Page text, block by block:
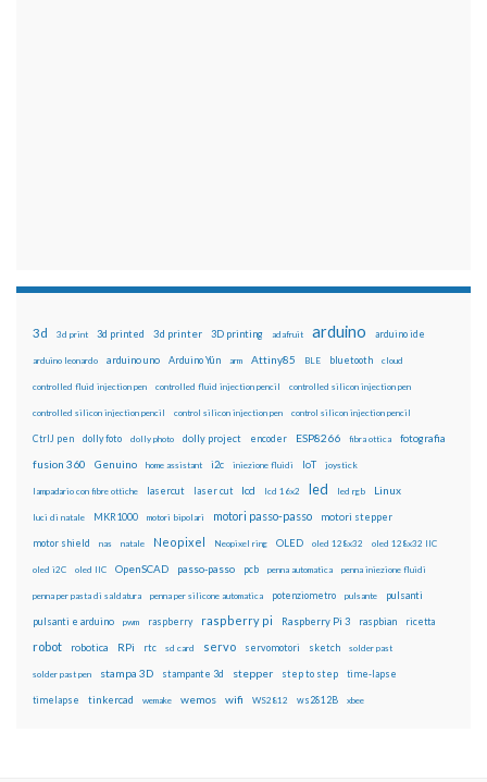
3d 3d print 3d printed 3d printer 3D printing adafruit arduino arduino ide
arduino leonardo arduino uno Arduino Yún arm Attiny85 BLE bluetooth cloud
controlled fluid injection pen controlled fluid injection pencil controlled silicon injection pen
controlled silicon injection pencil control silicon injection pen control silicon injection pencil
CtrlJ pen dolly foto dolly photo dolly project encoder ESP8266 fibra ottica fotografia
fusion 360 Genuino home assistant i2c iniezione fluidi IoT joystick
lampadario con fibre ottiche lasercut laser cut lcd lcd 16x2 led led rgb Linux
luci di natale MKR1000 motori bipolari motori passo-passo motori stepper
motor shield nas natale Neopixel Neopixel ring OLED oled 128x32 oled 128x32 IIC
oled i2C oled IIC OpenSCAD passo-passo pcb penna automatica penna iniezione fluidi
penna per pasta di saldatura penna per silicone automatica potenziometro pulsante pulsanti
pulsanti e arduino pwm raspberry raspberry pi Raspberry Pi 3 raspbian ricetta
robot robotica RPi rtc sd card servo servomotori sketch solder past
solder past pen stampa 3D stampante 3d stepper step to step time-lapse
timelapse tinkercad wemake wemos wifi WS2812 ws2812B xbee